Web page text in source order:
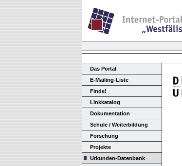
Das Portal
E-Mailing-Liste
Finde!
Linkkatalog
Dokumentation
Schule / Weiterbildung
Forschung
Projekte
Urkunden-Datenbank